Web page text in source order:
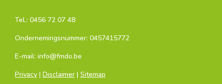
Tel.: 0456 72 07 48
Ondernemingsnummer: 0457415772
E-mail: info@fmdo.be
Privacy | Disclaimer | Sitemap